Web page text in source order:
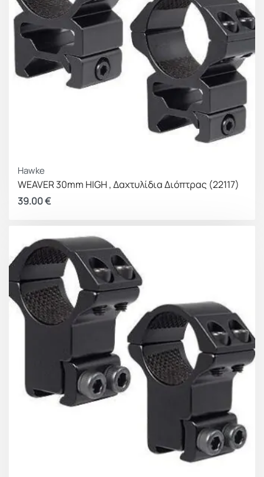
Hawke
WEAVER 30mm HIGH , Δαχτυλίδια Διόπτρας (22117)
39.00€